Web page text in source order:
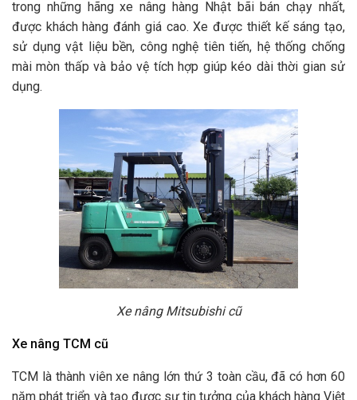
trong những hãng xe nâng hàng Nhật bãi bán chạy nhất,
được khách hàng đánh giá cao. Xe được thiết kế sáng tạo,
sử dụng vật liệu bền, công nghệ tiên tiến, hệ thống chống
mài mòn thấp và bảo vệ tích hợp giúp kéo dài thời gian sử
dụng.
Xe nâng Mitsubishi cũ
Xe nâng TCM cũ
TCM là thành viên xe nâng lớn thứ 3 toàn cầu, đã có hơn 60
năm phát triển và tạo được sự tin tưởng của khách hàng Việt